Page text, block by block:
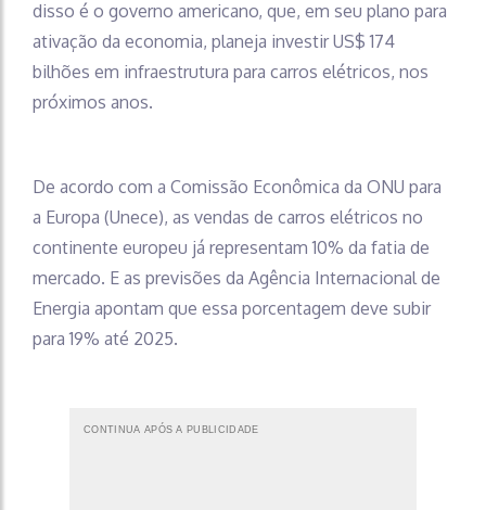
disso é o governo americano, que, em seu plano para
ativação da economia, planeja investir US$ 174
bilhões em infraestrutura para carros elétricos, nos
próximos anos.
De acordo com a Comissão Econômica da ONU para
a Europa (Unece), as vendas de carros elétricos no
continente europeu já representam 10% da fatia de
mercado. E as previsões da Agência Internacional de
Energia apontam que essa porcentagem deve subir
para 19% até 2025.
CONTINUA APÓS A PUBLICIDADE